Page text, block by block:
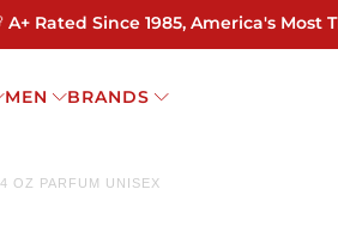
A+ Rated Since 1985, America's
MEN BRANDS
OZ PARFUM UNISEX